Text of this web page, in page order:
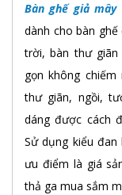
Bàn ghế giả mây
dành cho bàn
trời, bàn thư
gọn không
thư giãn, ngồi,
dáng được cách
Sử dụng kiểu
ưu điểm là giá
thả ga mua sắm